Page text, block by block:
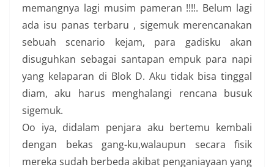
memangnya lagi musim pameran !!!!. Belum lagi
ada isu panas terbaru , sigemuk merencanakan
sebuah scenario kejam, para gadisku akan
disuguhkan sebagai santapan empuk para napi
yang kelaparan di Blok D. Aku tidak bisa tinggal
diam, aku harus menghalangi rencana busuk
sigemuk.
Oo iya, didalam penjara aku bertemu kembali
dengan bekas gang-ku,walaupun secara fisik
mereka sudah berbeda akibat penganiayaan yang